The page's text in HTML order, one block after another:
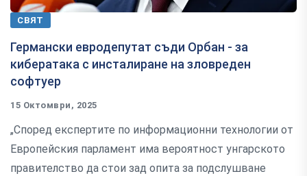
СВЯТ
Германски евродепутат съди Орбан - за
кибератака с инсталиране на зловреден
софтуер
15 Октомври, 2025
„Според експертите по информационни технологии от
Европейския парламент има вероятност унгарското
правителство да стои зад опита за подслушване